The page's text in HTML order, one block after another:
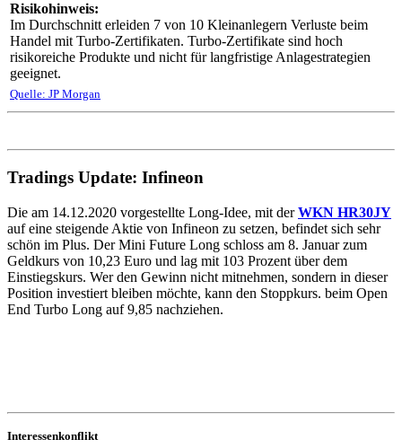
Risikohinweis:
Im Durchschnitt erleiden 7 von 10 Kleinanlegern Verluste beim
Handel mit Turbo-Zertifikaten. Turbo-Zertifikate sind hoch
risikoreiche Produkte und nicht für langfristige Anlagestrategien
geeignet.
Quelle: JP Morgan
Tradings Update: Infineon
Die am 14.12.2020 vorgestellte Long-Idee, mit derWKN HR30JY
auf eine steigende Aktie von Infineon zu setzen, befindet sich sehr
schön im Plus. Der Mini Future Long schloss am 8. Januar zum
Geldkurs von 10,23 Euro und lag mit 103 Prozent über dem
Einstiegskurs. Wer den Gewinn nicht mitnehmen, sondern in dieser
Position investiert bleiben möchte, kann den Stoppkurs. beim Open
End Turbo Long auf 9,85 nachziehen.
Interessenkonflikt